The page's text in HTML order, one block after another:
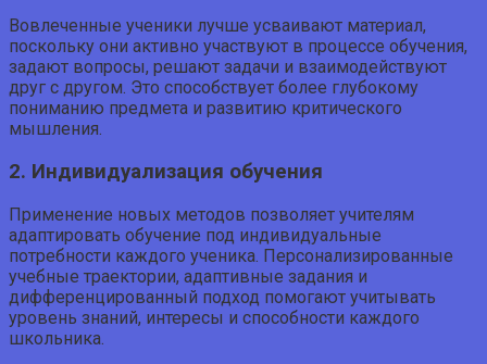
Вовлеченные ученики лучше усваивают материал,
поскольку они активно участвуют в процессе обучения,
задают вопросы, решают задачи и взаимодействуют
друг с другом. Это способствует более глубокому
пониманию предмета и развитию критического
мышления.
2. Индивидуализация обучения
Применение новых методов позволяет учителям
адаптировать обучение под индивидуальные
потребности каждого ученика. Персонализированные
учебные траектории, адаптивные задания и
дифференцированный подход помогают учитывать
уровень знаний, интересы и способности каждого
школьника.